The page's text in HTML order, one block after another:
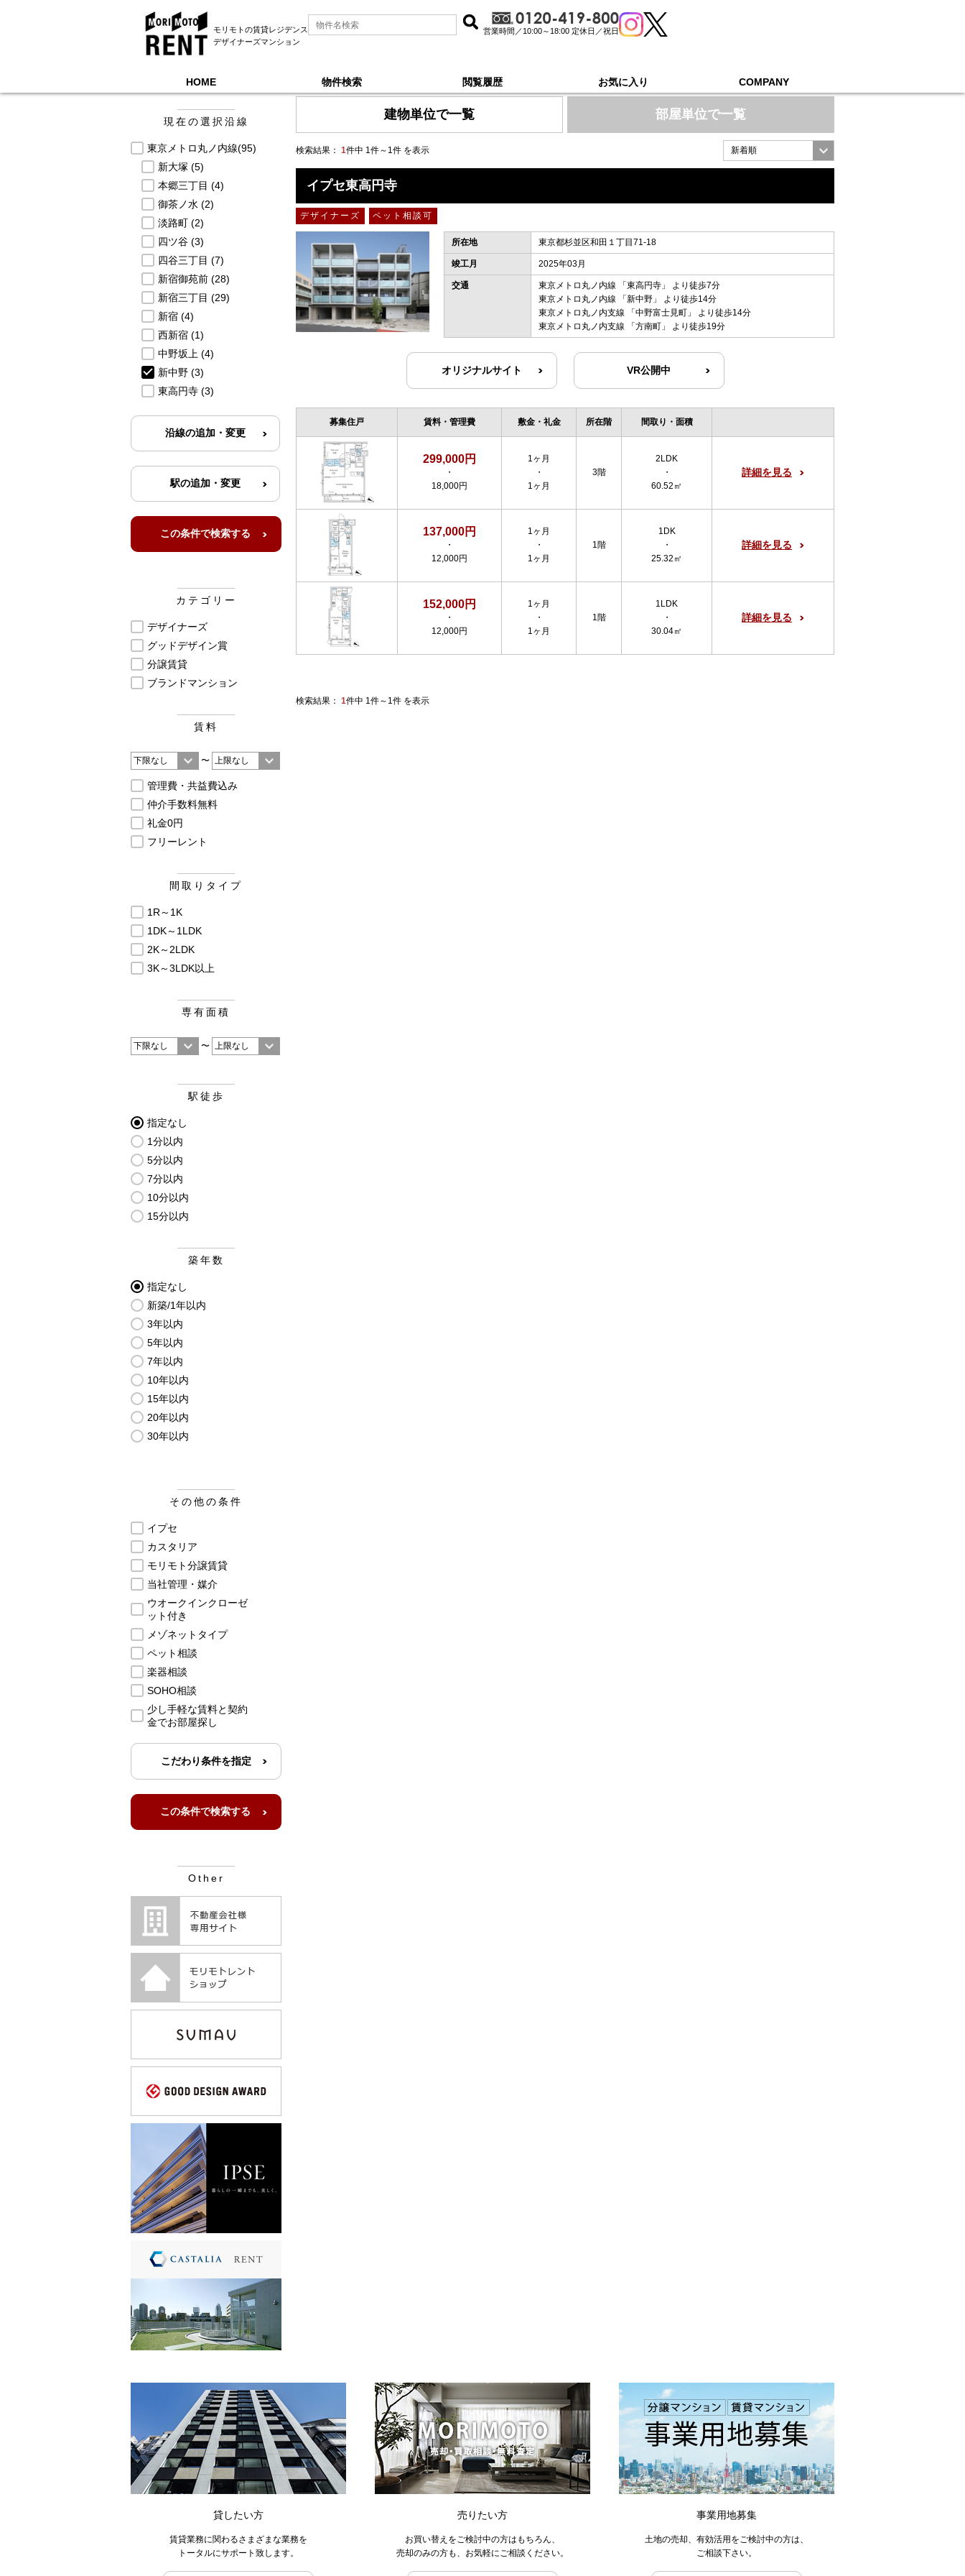
モリモトの賃貸レジデンス
デザイナーズマンション
営業時間／10:00～18:00 定休日／祝日
HOME 物件検索 閲覧履歴 お気に入り COMPANY
モリモトレントTOP ＞ 募集中物件一覧, 東京メトロ丸ノ内線新中野, 新着順 で探す
建物単位で一覧 部屋単位で一覧
検索結果： 1件中 1件～1件 を表示
イプセ東高円寺
デザイナーズ ペット相談可
所在地 東京都杉並区和田１丁目71-18
竣工月 2025年03月
交通 東京メトロ丸ノ内線 「 東高円寺 」 より徒歩7分
東京メトロ丸ノ内線 「 新中野 」 より徒歩14分
東京メトロ丸ノ内支線 「 中野富士見町 」 より徒歩14分
東京メトロ丸ノ内支線 「 方南町 」 より徒歩19分
オリジナルサイト VR公開中
募集住戸 賃料・管理費 敷金・礼金 所在階 間取り・面積
299,000円
・
18,000円
1ヶ月
・
1ヶ月
3階
2LDK
・
60.52㎡
詳細を見る
137,000円
・
12,000円
1ヶ月
・
1ヶ月
1階
1DK
・
25.32㎡
詳細を見る
152,000円
・
12,000円
1ヶ月
・
1ヶ月
1階
1LDK
・
30.04㎡
詳細を見る
検索結果： 1件中 1件～1件 を表示
現在の選択沿線
東京メトロ丸ノ内線(95)
新大塚 (5)
本郷三丁目 (4)
御茶ノ水 (2)
淡路町 (2)
四ツ谷 (3)
四谷三丁目 (7)
新宿御苑前 (28)
新宿三丁目 (29)
新宿 (4)
西新宿 (1)
中野坂上 (4)
新中野 (3)
東高円寺 (3)
カテゴリー
デザイナーズ
グッドデザイン賞
分譲賃貸
ブランドマンション
賃料
〜
管理費・共益費込み
仲介手数料無料
礼金0円
フリーレント
間取りタイプ
1R～1K
1DK～1LDK
2K～2LDK
3K～3LDK以上
専有面積
〜
駅徒歩
指定なし
1分以内
5分以内
7分以内
10分以内
15分以内
築年数
指定なし
新築/1年以内
3年以内
5年以内
7年以内
10年以内
15年以内
20年以内
30年以内
その他の条件
イプセ
カスタリア
モリモト分譲賃貸
当社管理・媒介
ウオークインクローゼ
ット付き
メゾネットタイプ
ペット相談
楽器相談
SOHO相談
少し手軽な賃料と契約
金でお部屋探し
こだわり条件を指定
Other
貸したい方
賃貸業務に関わるさまざまな業務を
トータルにサポート致します。
売りたい方
お買い替えをご検討中の方はもちろん、
売却のみの方も、お気軽にご相談ください。
事業用地募集
土地の売却、有効活用をご検討中の方は、
ご相談下さい。